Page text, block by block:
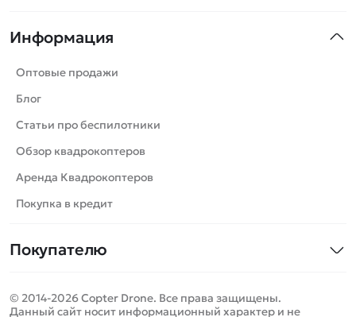
Машинки
Танки
Вертолеты
Катера
Роботы
Самолеты
Сборные модели
Спецтехника
Игрушки
Информация
Оптовые продажи
Блог
Статьи про беспилотники
Обзор квадрокоптеров
Аренда Квадрокоптеров
Покупка в кредит
Покупателю
Оплата и доставка
© 2014-2026 Copter Drone. Все права защищены.
Данный сайт носит информационный характер и не